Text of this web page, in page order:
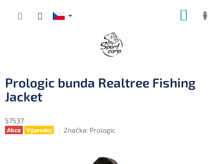
Prologic bunda Realtree Fishing
Jacket
57537
Akce Výprodej Značka: Prologic